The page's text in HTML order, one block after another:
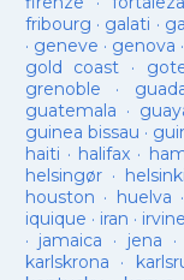
fribourg · galati ·
· geneve · genova ·
gold coast ·
grenoble ·
guatemala ·
guinea bissau ·
haiti · halifax ·
helsingør· helsinki
houston · huelva ·
iquique · iran · irvine
· jamaica · jena ·
karlskrona ·